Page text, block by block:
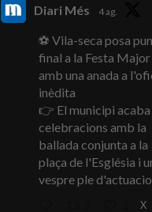
Diari Més 4 ag.
⚽ Vila-seca posa
final a la Festa Major
amb una anada a
inèdita
👉 El municipi acaba
celebracions amb la
ballada conjunta a la
plaça de l'Església i
vespre ple
X